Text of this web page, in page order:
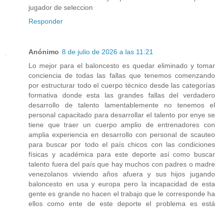
jugador de seleccion
Responder
Anónimo 8 de julio de 2026 a las 11:21
Lo mejor para el baloncesto es quedar eliminado y tomar
conciencia de todas las fallas que tenemos comenzando
por estructurar todo el cuerpo técnico desde las categorías
formativa donde esta las grandes fallas del verdadero
desarrollo de talento lamentablemente no tenemos el
personal capacitado para desarrollar el talento por enye se
tiene que traer un cuerpo amplio de entrenadores con
amplia experiencia en desarrollo con personal de scauteo
para buscar por todo el país chicos con las condiciones
físicas y académica para este deporte así como buscar
talento fuera del país que hay muchos con padres o madre
venezolanos viviendo años afuera y sus hijos jugando
baloncesto en usa y europa pero la incapacidad de esta
gente es grande no hacen el trabajo que le corresponde ha
ellos como ente de este deporte el problema es está